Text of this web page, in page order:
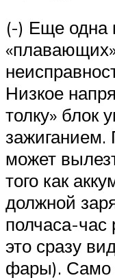
(-) Еще одна
Низкое
толку» блок
зажиганием.
может
того как
должной
полчаса-час
это сразу
фары). Само